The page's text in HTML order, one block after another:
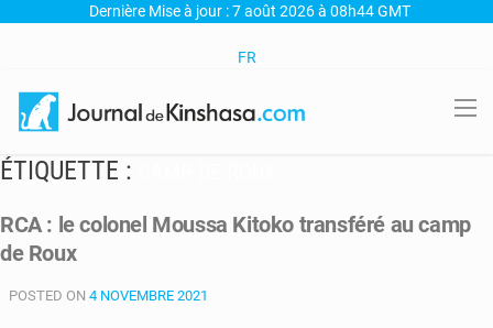
Dernière Mise à jour : 7 août 2026 à 08h44 GMT
FR
ÉTIQUETTE :
RCA : le colonel Moussa Kitoko transféré au camp
de Roux
POSTED ON 4 NOVEMBRE 2021